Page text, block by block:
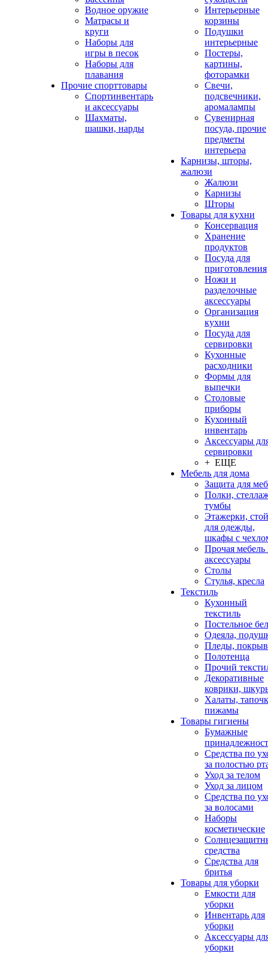
Водное оружие
Матрасы и
круги
Наборы для
игры в песок
Наборы для
плавания
Прочие спорттовары
Спортинвентарь
и аксессуары
Шахматы,
шашки, нарды
Интерьерные
корзины
Подушки
интерьерные
Постеры,
картины,
фоторамки
Свечи,
подсвечники,
аромалампы
Сувенирная
посуда, прочие
предметы
интерьера
Карнизы, шторы,
жалюзи
Жалюзи
Карнизы
Шторы
Товары для кухни
Консервация
Хранение
продуктов
Посуда для
приготовления
Ножи и
разделочные
аксессуары
Организация
кухни
Посуда для
сервировки
Кухонные
расходники
Формы для
выпечки
Столовые
приборы
Кухонный
инвентарь
Аксессуары
сервировки
+ ЕЩЕ
Мебель для дома
Защита для
Полки,
тумбы
Этажерки,
для одежды,
шкафы с
Прочая мебель
аксессуары
Столы
Стулья, кресла
Текстиль
Кухонный
текстиль
Постельное
Одеяла,
Пледы,
Полотенца
Прочий
Декоративные
коврики,
Халаты,
пижамы
Товары гигиены
Бумажные
Средства по
за полостью
Уход за телом
Уход за лицом
Средства по
за волосами
Наборы
косметические
средства
Средства для
бритья
Товары для уборки
Емкости для
уборки
Инвентарь для
уборки
Аксессуары
уборки